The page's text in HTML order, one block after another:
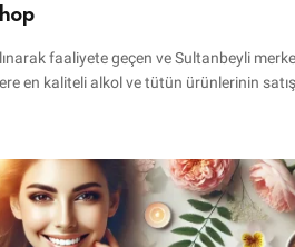
faaliyete geçen ve Sultanbeyli
en kaliteli alkol ve tütün ürünlerinin